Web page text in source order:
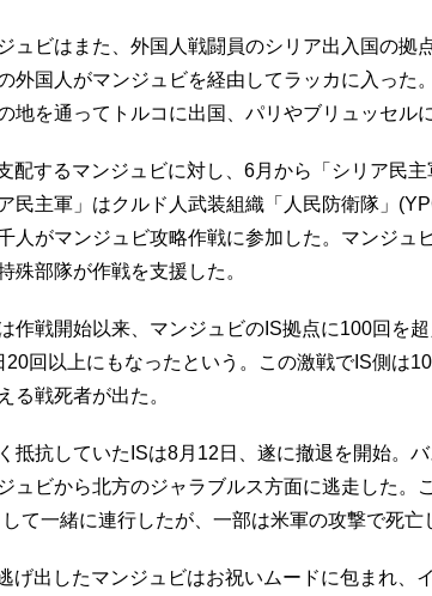
ュビはまた、外国人戦闘員のシリア出入国の拠
外国人がマンジュビを経由してラッカに入った
地を通ってトルコに出国、パリやブリュッセル
配するマンジュビに対し、6月から「シリア民主
ア民主軍」はクルド人武装組織「人民防衛隊」
人がマンジュビ攻略作戦に参加した。マンジュ
殊部隊が作戦を支援した。
作戦開始以来、マンジュビのIS拠点に100回を
20回以上にもなったという。この激戦でIS側は
る戦死者が出た。
抵抗していたISは8月12日、遂に撤退を開始。
ュビから北方のジャラブルス方面に逃走した。
して一緒に連行したが、一部は米軍の攻撃で死亡
げ出したマンジュビはお祝いムードに包まれ、